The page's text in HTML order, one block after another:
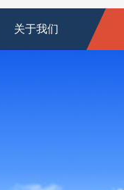
关于我们